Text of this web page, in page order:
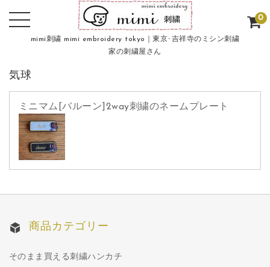
mimi刺繍 mimi embroidery tokyo｜東京･吉祥寺のミシン刺繍
家の刺繍屋さん
0
気球
ミニマム[バルーン]2way刺繍のネームプレート
商品カテゴリー
そのまま買える刺繍ハンカチ